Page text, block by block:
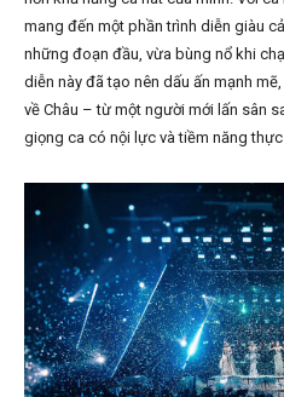
mang đến một phần trình diễn giàu
những đoạn đầu, vừa bùng nổ khi
diễn này đã tạo nên dấu ấn mạnh
về Châu – từ một người mới lấn sân
giọng ca có nội lực và tiềm năng